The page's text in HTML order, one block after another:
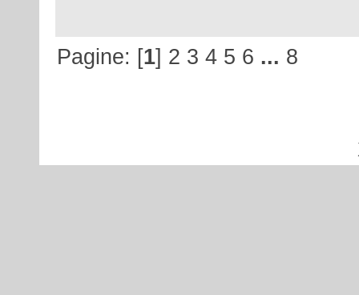
Pagine: [1] 2 3 4 5 6 ... 8